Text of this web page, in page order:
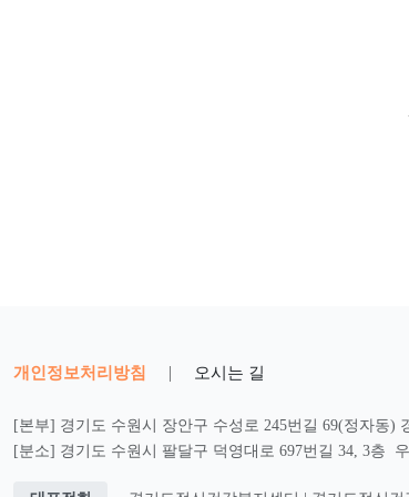
개인정보처리방침 | 오시는 길
[본부] 경기도 수원시 장안구 수성로 245번길 69(정자동)
[분소] 경기도 수원시 팔달구 덕영대로 697번길 34, 3층